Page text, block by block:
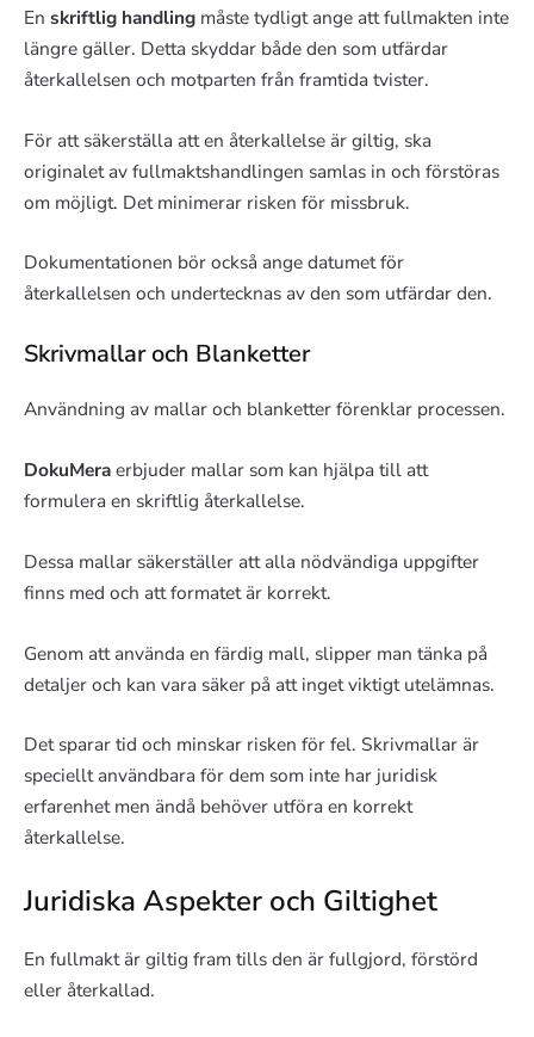
En skriftlig handling måste tydligt ange att fullmakten inte
längre gäller. Detta skyddar både den som utfärdar
återkallelsen och motparten från framtida tvister.
För att säkerställa att en återkallelse är giltig, ska
originalet av fullmaktshandlingen samlas in och förstöras
om möjligt. Det minimerar risken för missbruk.
Dokumentationen bör också ange datumet för
återkallelsen och undertecknas av den som utfärdar den.
Skrivmallar och Blanketter
Användning av mallar och blanketter förenklar processen.
DokuMeraerbjuder mallar som kan hjälpa till att
formulera en skriftlig återkallelse.
Dessa mallar säkerställer att alla nödvändiga uppgifter
finns med och att formatet är korrekt.
Genom att använda en färdig mall, slipper man tänka på
detaljer och kan vara säker på att inget viktigt utelämnas.
Det sparar tid och minskar risken för fel. Skrivmallar är
speciellt användbara för dem som inte har juridisk
erfarenhet men ändå behöver utföra en korrekt
återkallelse.
Juridiska Aspekter och Giltighet
En fullmakt är giltig fram tills den är fullgjord, förstörd
eller återkallad.